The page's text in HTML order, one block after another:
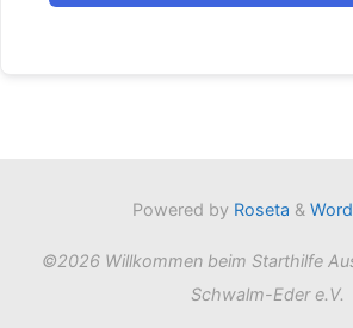
Powered byRoseta &
©2026 Willkommen beim Starthilfe
Schwalm-Eder e.V.